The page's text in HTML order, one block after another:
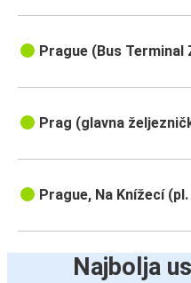
Prague (Bus Terminal
Prag (glavna
Prague, Na Knížecí
Najbolja